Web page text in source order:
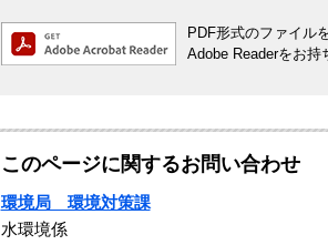
PDF形式のファイル
Adobe Readerをお持
このページに関するお問い合わせ
環境局 環境対策課
水環境係